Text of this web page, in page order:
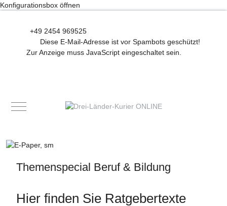
Konfigurationsbox öffnen
+49 2454 969525
Diese E-Mail-Adresse ist vor Spambots geschützt!
Zur Anzeige muss JavaScript eingeschaltet sein.
Mobile Menu Toggle
Themenspecial Beruf & Bildung
Hier finden Sie Ratgebertexte